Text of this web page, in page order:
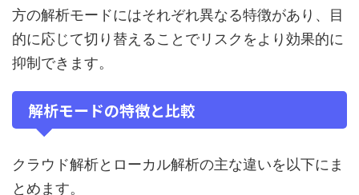
方の解析モードにはそれぞれ異なる特徴があり、目
的に応じて切り替えることでリスクをより効果的に
抑制できます。
解析モードの特徴と比較
クラウド解析とローカル解析の主な違いを以下にま
とめます。